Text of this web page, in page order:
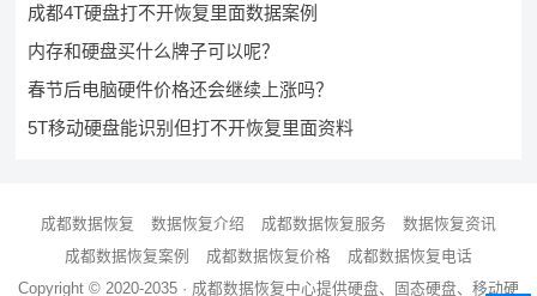
成都4T硬盘打不开恢复里面数据案例
内存和硬盘买什么牌子可以呢？
春节后电脑硬件价格还会继续上涨吗？
5T移动硬盘能识别但打不开恢复里面资料
成都数据恢复 数据恢复介绍 成都数据恢复服务
数据恢复资讯
成都数据恢复案例
成都数据恢复价格
成都数据恢复电话
Copyright © 2020-2035 · 成都数据恢复中心提供硬盘、固态硬盘、移动硬